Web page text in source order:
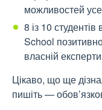
можливостей
8 із 10
School
власній
Цікаво, що ще
пишіть —